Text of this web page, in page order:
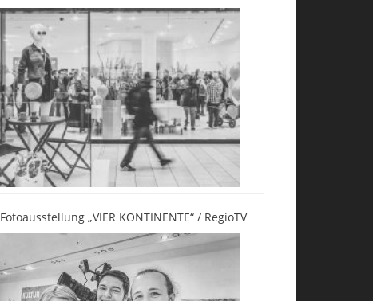
Fotoausstellung „VIER KONTINENTE“ / RegioTV